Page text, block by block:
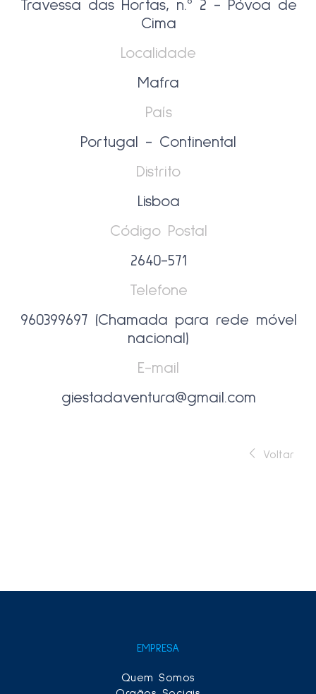
Travessa das Hortas, n.º 2 - Póvoa de
Cima
Localidade
Mafra
País
Portugal - Continental
Distrito
Lisboa
Código Postal
2640-571
Telefone
960399697 (Chamada para rede móvel
nacional)
E-mail
giestadaventura@gmail.com
Voltar
EMPRESA
Quem Somos